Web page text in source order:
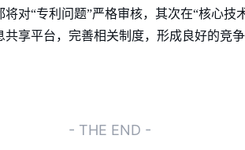
对“专利问题”严格审核，其次在“核心技
享平台，完善相关制度，形成良好的竞争
- THE END -